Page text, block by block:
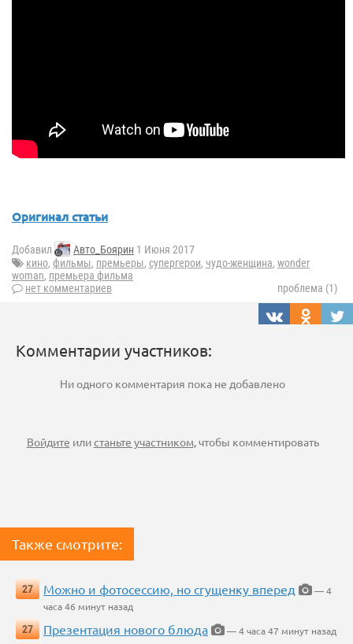
Оригинал статьи
Добавил Авто_Боярин 1 Июня 2017
кино, фильмы, премьеры, супергерои, чудо-женщина, wonder
woman, премьера фильма
нет комментариев
проблема (1)
Комментарии участников:
Ни одного комментария пока не добавлено
Войдите илистаньте участником, чтобы комментировать
Также смотрите:
27 Можно и фотосессию, но сгущенку вперед
— 4
часа 46 минут назад
27
Презентация нового блюда
— 4 часа 47 минут назад